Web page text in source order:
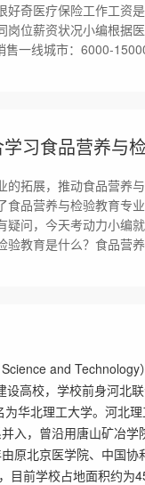
好奇医疗保险工作工资
岗位薪资状况小编根据
一线城市：6000-
习食品营养与
的拓展，推动食品营养
食品营养与检验教育专
疑问，今天考动力小编
验教育是什么？食品营
and
高校，学校前身河北
华北理工大学。河北
入，曾沿用唐山矿冶
原北京医学院、中国
前学校占地面积约为